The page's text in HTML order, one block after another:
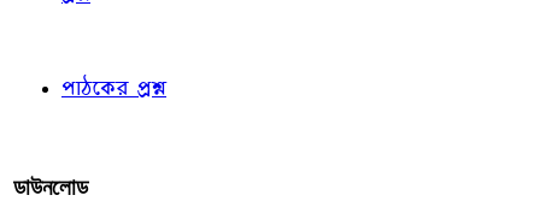
পাঠকের প্রশ্ন
ডাউনলোড